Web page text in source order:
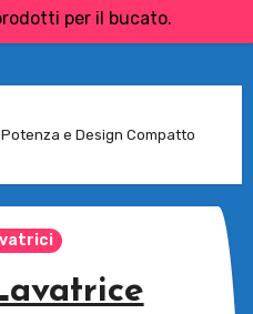
per il bucato.
e Design Compatto